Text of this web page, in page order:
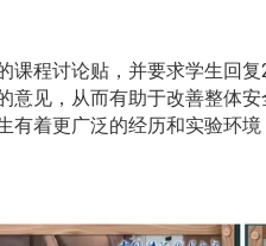
课程讨论贴，并要求学生回
意见，从而有助于改善整体
有着更广泛的经历和实验环境